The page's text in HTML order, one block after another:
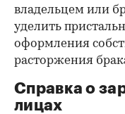
владельцем или
уделить
оформления
расторжения
Справка о
лицах